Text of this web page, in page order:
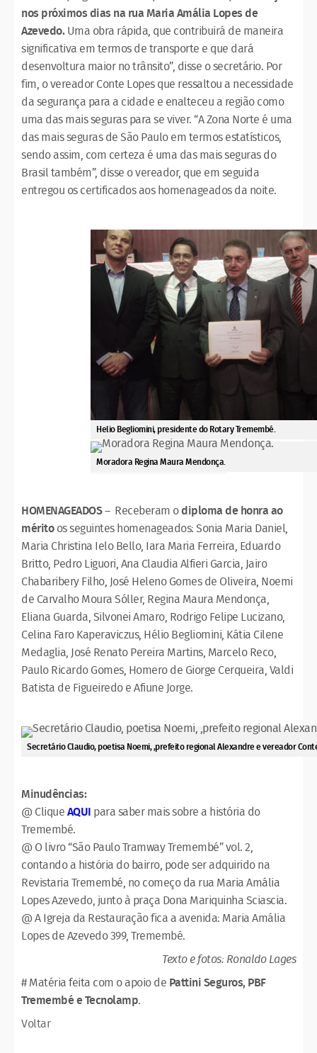
nos próximos dias na rua Maria Amália Lopes de
Azevedo.Uma obra rápida, que contribuirá de maneira
significativa em termos de transporte e que dará
desenvoltura maior no trânsito”, disse o secretário. Por
fim, o vereador Conte Lopes que ressaltou a necessidade
da segurança para a cidade e enalteceu a região como
uma das mais seguras para se viver. “A Zona Norte é uma
das mais seguras de São Paulo em termos estatísticos,
sendo assim, com certeza é uma das mais seguras do
Brasil também”, disse o vereador, que em seguida
entregou os certificados aos homenageados da noite.
Helio Begliomini, presidente do Rotary Tremembé.
Moradora Regina Maura Mendonça.
HOMENAGEADOS– Receberam odiploma de honra ao
méritoos seguintes homenageados: Sonia Maria Daniel,
Maria Christina Ielo Bello, Iara Maria Ferreira, Eduardo
Britto, Pedro Liguori, Ana Claudia Alfieri Garcia, Jairo
Chabaribery Filho, José Heleno Gomes de Oliveira, Noemi
de Carvalho Moura Sóller, Regina Maura Mendonça,
Eliana Guarda, Silvonei Amaro, Rodrigo Felipe Lucizano,
Celina Faro Kaperaviczus, Hélio Begliomini, Kátia Cilene
Medaglia, José Renato Pereira Martins, Marcelo Reco,
Paulo Ricardo Gomes, Homero de Giorge Cerqueira, Valdi
Batista de Figueiredo e Afiune Jorge.
Secretário Claudio, poetisa Noemi, ,prefeito regional Alexandre e vereador
Minudências:
@ CliqueAQUI para saber mais sobre a história do
Tremembé.
@ O livro “São Paulo Tramway Tremembé” vol. 2,
contando a história do bairro, pode ser adquirido na
Revistaria Tremembé, no começo da rua Maria Amália
Lopes Azevedo, junto à praça Dona Mariquinha Sciascia.
@ A Igreja da Restauração fica a avenida: Maria Amália
Lopes de Azevedo 399, Tremembé.
Texto e fotos: Ronaldo Lages
# Matéria feita com o apoio de Pattini Seguros, PBF
Tremembé e Tecnolamp.
Voltar